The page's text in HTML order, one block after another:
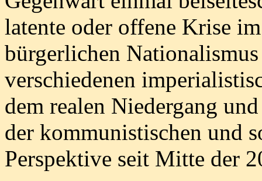
latente oder offene Krise
bürgerlichen
verschiedenen
dem realen Niedergang
der kommunistischen und
Perspektive seit Mitte der